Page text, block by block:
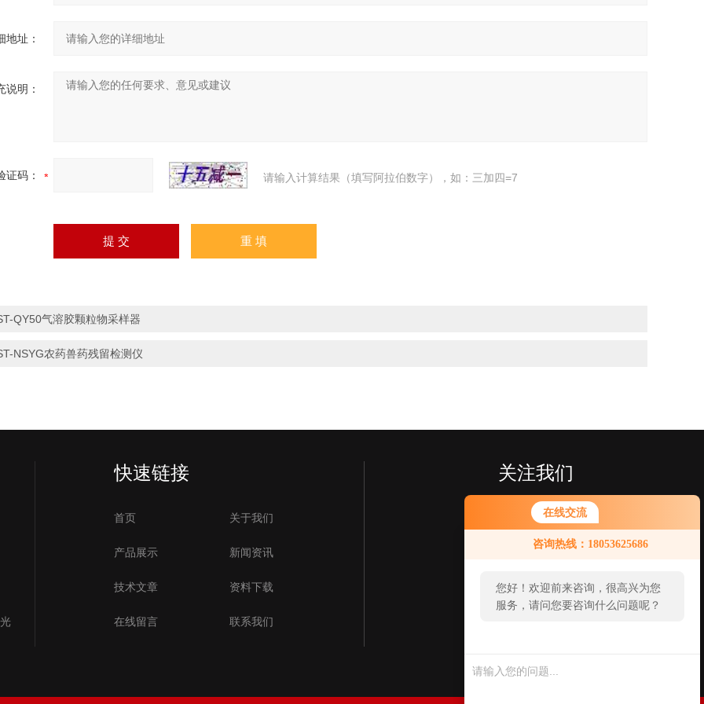
在线交流
咨询热线：18053625686
您好！欢迎前来咨询，很高兴为您
服务，请问您要咨询什么问题呢？
您好，看您停留很久了，是否找到
了需求产品，您可以直接在线与我
地址：
说明：
证码： 请输入计算结果（填写阿拉伯数字），如：三加四=7
QY50气溶胶颗粒物采样器
NSYG农药兽药残留检测仪
快速链接
首页 关于我们
产品展示 新闻资讯
技术文章 资料下载
在线留言 联系我们
关注我们
欢迎您关注我们的微信公众号